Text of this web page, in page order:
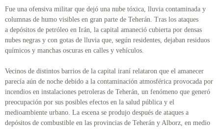
Fue una ofensiva militar que dejó una nube tóxica, lluvia contaminada y
columnas de humo visibles en gran parte de Teherán. Tras los ataques
a depósitos de petróleo en Irán, la capital amaneció cubierta por densas
nubes negras y con gotas de lluvia que, según residentes, dejaban residuos
químicos y manchas oscuras en calles y vehículos.
Vecinos de distintos barrios de la capital iraní relataron que el amanecer
parecía aún de noche debido a la contaminación atmosférica provocada por
incendios en instalaciones petroleras de Teherán, un fenómeno que generó
preocupación por sus posibles efectos en la salud pública y el
medioambiente urbano. La escena se produjo después de ataques a
depósitos de combustible en las provincias de Teherán y Alborz, en medio